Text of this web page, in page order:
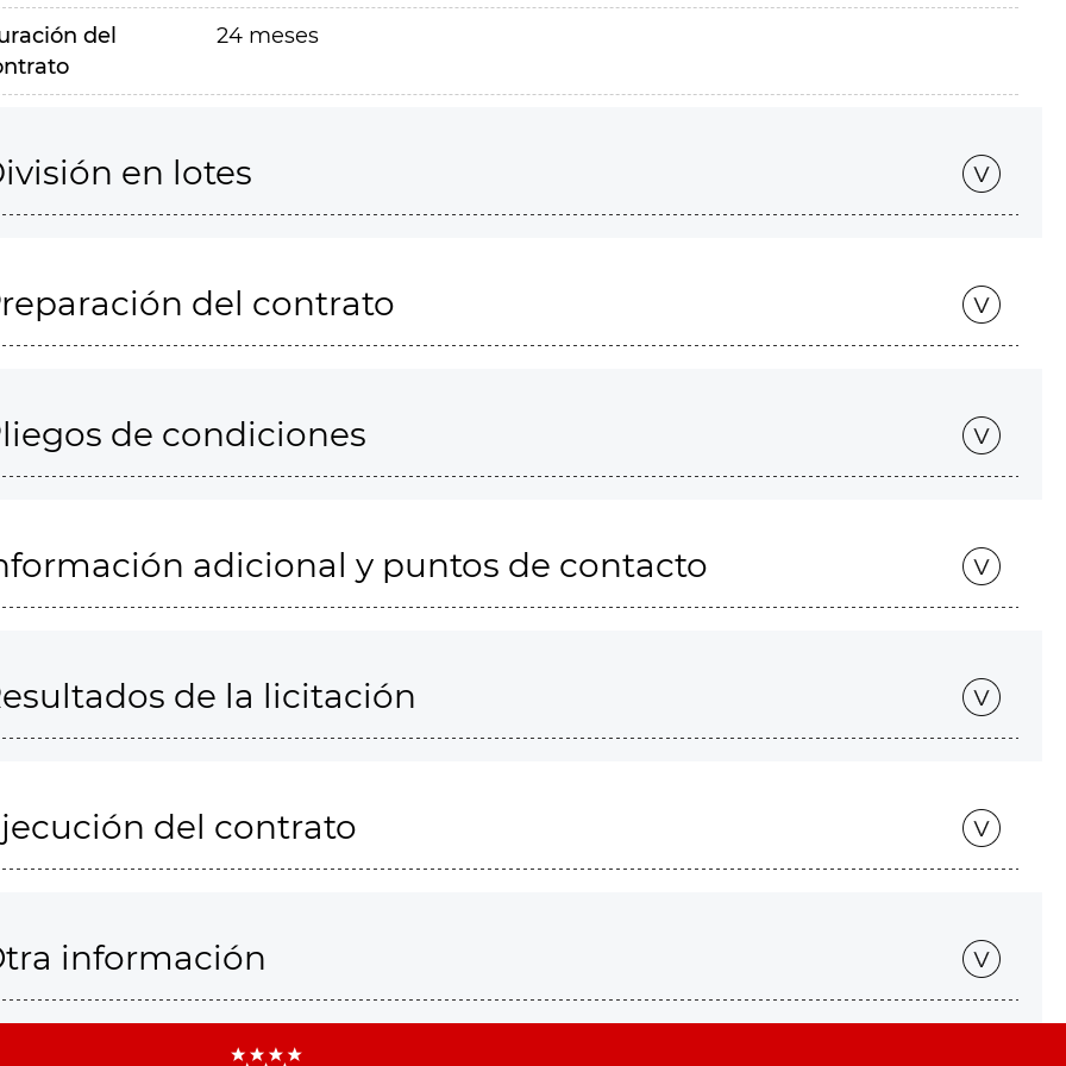
del
24 meses
en lotes
del contrato
de condiciones
adicional y puntos de contacto
de la licitación
del contrato
información